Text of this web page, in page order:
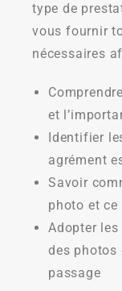
type de
vous fournir
nécessaires
et
Identifier
agrément
Savoir
photo et ce
Adopter
des photos
passage